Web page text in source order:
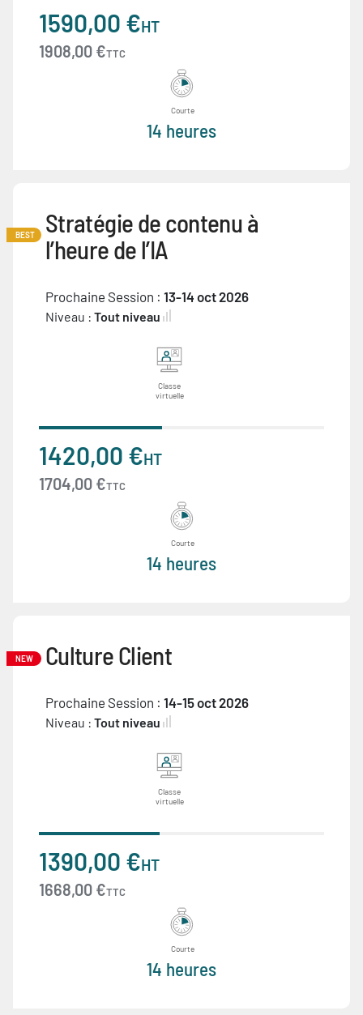
1590,00 €HT
1908,00 €TTC
Courte
14 heures
BEST
Stratégie de contenu à
l’heure de l’IA
Prochaine Session : 13-14 oct 2026
Niveau : Tout niveau
Classe
virtuelle
1420,00 €HT
1704,00 €TTC
Courte
14 heures
NEW Culture Client
Prochaine Session : 14-15 oct 2026
Niveau : Tout niveau
Classe
virtuelle
1390,00 €HT
1668,00 €TTC
Courte
14 heures